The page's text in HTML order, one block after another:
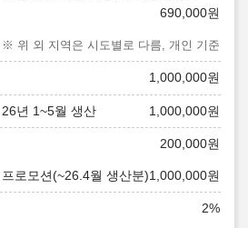
690,000원
※ 위 외 지역은 시도별로 다름, 개인 기준
1,000,000원
26년 1~5월 생산 1,000,000원
200,000원
프로모션(~26.4월 생산분)1,000,000원
2%